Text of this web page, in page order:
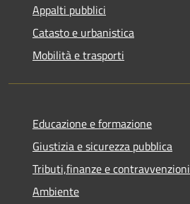
Appalti pubblici
Catasto e urbanistica
Mobilità e trasporti
Educazione e formazione
Giustizia e sicurezza pubblica
Tributi,finanze e contravvenzioni
Ambiente